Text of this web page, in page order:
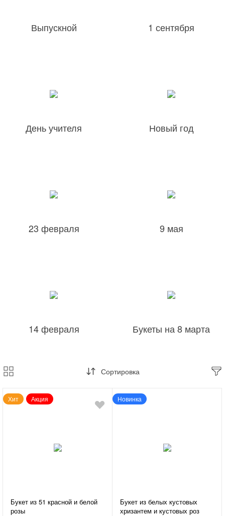
Выпускной 1 сентября
День учителя Новый год
23 февраля 9 мая
14 февраля Букеты на 8 марта
Сортировка
Хит Акция
Букет из 51 красной и белой
розы
Новинка
Букет из белых кустовых
хризантем и кустовых роз